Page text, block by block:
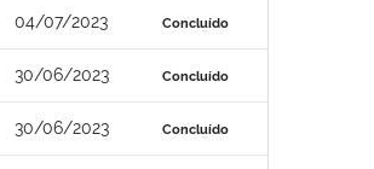
04/07/2023 Concluído
30/06/2023 Concluído
30/06/2023 Concluído